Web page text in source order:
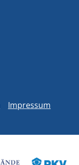
Impressum